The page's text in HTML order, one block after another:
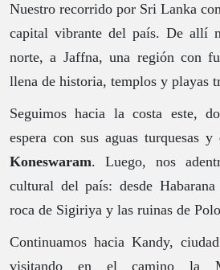
Nuestro recorrido por Sri Lanka
capital vibrante del país. De allí
norte, a Jaffna, una región con
llena de historia, templos y playas
Seguimos hacia la costa este,
espera con sus aguas turquesas y
Koneswaram. Luego, nos
cultural del país: desde
roca de Sigiriya y las ruinas de
Continuamos hacia Kandy,
visitando en el camino la